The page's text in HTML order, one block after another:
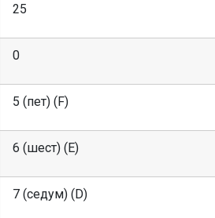
25
0
5 (пет) (F)
6 (шест) (E)
7 (седум) (D)